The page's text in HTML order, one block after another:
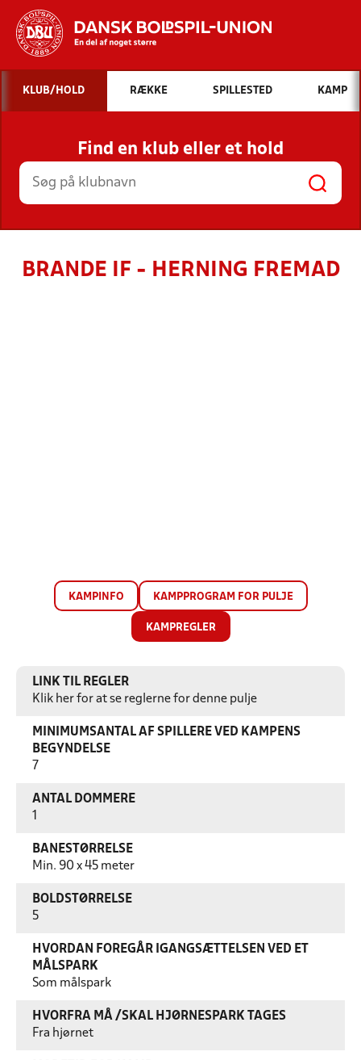
Hvad vil du søge efter?
INDHOLD OG NYHEDER
STILLINGER, RESULTATER, KLUBBER OG
HOLD
KLUB/HOLD RÆKKE SPILLESTED KAMP
Find en klub eller et hold
BRANDE IF - HERNING FREMAD
KAMPINFO KAMPPROGRAM FOR PULJE
KAMPREGLER
LINK TIL REGLER
Klik her for at se reglerne for denne pulje
MINIMUMSANTAL AF SPILLERE VED KAMPENS
BEGYNDELSE
7
ANTAL DOMMERE
BANESTØRRELSE
Min. 90 x 45 meter
BOLDSTØRRELSE
5
HVORDAN FOREGÅR IGANGSÆTTELSEN VED ET
MÅLSPARK
Som målspark
HVORFRA MÅ /SKAL HJØRNESPARK TAGES
Fra hjørnet